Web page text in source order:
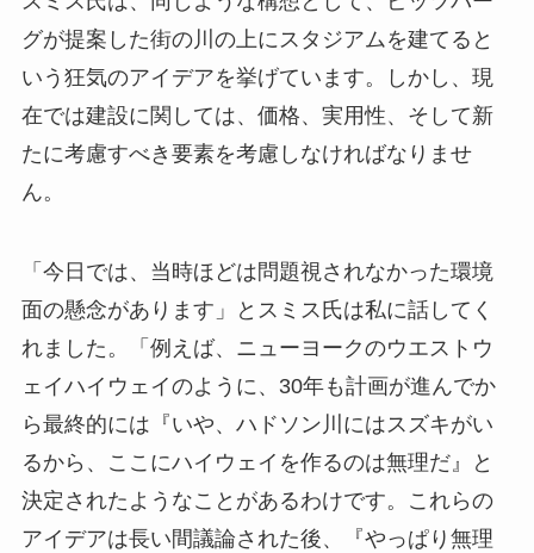
グが提案した街の川の上にスタジアムを建てると
いう狂気のアイデアを挙げています。しかし、現
在では建設に関しては、価格、実用性、そして新
たに考慮すべき要素を考慮しなければなりませ
ん。
「今日では、当時ほどは問題視されなかった環境
面の懸念があります」とスミス氏は私に話してく
れました。「例えば、ニューヨークのウエストウ
ェイハイウェイのように、30年も計画が進んでか
ら最終的には『いや、ハドソン川にはスズキがい
るから、ここにハイウェイを作るのは無理だ』と
決定されたようなことがあるわけです。これらの
アイデアは長い間議論された後、『やっぱり無理